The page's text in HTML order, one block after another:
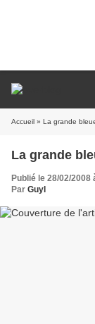
Accueil » La grande
La grande
Publié le 28/02/2008
Par Guyl